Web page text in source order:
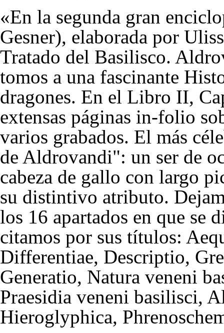
«En la segunda gran
Gesner), elaborada por
Tratado del Basilisco.
tomos a una fascinante
dragones. En el Libro II,
extensas páginas in-folio
varios grabados. El más
de Aldrovandi": un ser de
cabeza de gallo con largo
su distintivo atributo.
los 16 apartados en que se
citamos por sus títulos:
Differentiae, Descriptio,
Generatio, Natura veneni
Praesidia veneni basilisci,
Hieroglyphica,